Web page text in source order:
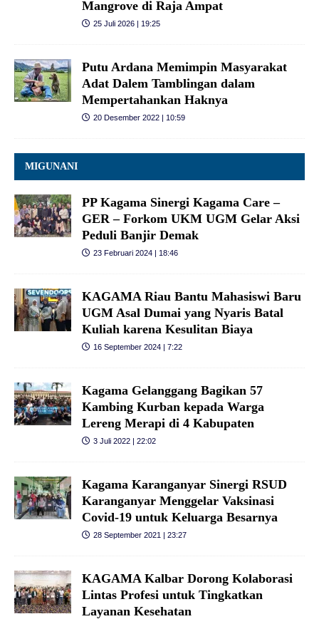
Mangrove di Raja Ampat
25 Juli 2026 | 19:25
Putu Ardana Memimpin Masyarakat
Adat Dalem Tamblingan dalam
Mempertahankan Haknya
20 Desember 2022 | 10:59
MIGUNANI
PP Kagama Sinergi Kagama Care –
GER – Forkom UKM UGM Gelar Aksi
Peduli Banjir Demak
23 Februari 2024 | 18:46
KAGAMA Riau Bantu Mahasiswi Baru
UGM Asal Dumai yang Nyaris Batal
Kuliah karena Kesulitan Biaya
16 September 2024 | 7:22
Kagama Gelanggang Bagikan 57
Kambing Kurban kepada Warga
Lereng Merapi di 4 Kabupaten
3 Juli 2022 | 22:02
Kagama Karanganyar Sinergi RSUD
Karanganyar Menggelar Vaksinasi
Covid-19 untuk Keluarga Besarnya
28 September 2021 | 23:27
KAGAMA Kalbar Dorong Kolaborasi
Lintas Profesi untuk Tingkatkan
Layanan Kesehatan